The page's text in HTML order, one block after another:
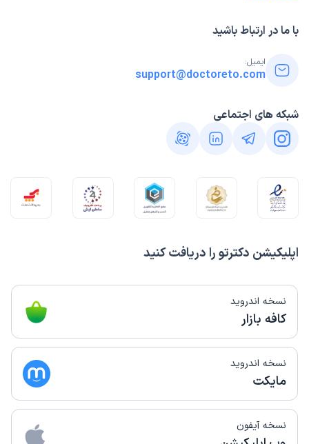
اپلیکیشن دکترتو را دریافت کنید
نسخه اندروید
کافه بازار
نسخه اندروید
مایکت
نسخه آیفون
با ما در ارتباط باشید
ایمیل:
support@doctoreto.com
شبکه های اجتماعی